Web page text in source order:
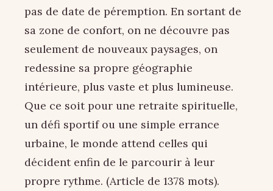
pas de date de péremption. En sortant de
sa zone de confort, on ne découvre pas
seulement de nouveaux paysages, on
redessine sa propre géographie
intérieure, plus vaste et plus lumineuse.
Que ce soit pour une retraite spirituelle,
un défi sportif ou une simple errance
urbaine, le monde attend celles qui
décident enfin de le parcourir à leur
propre rythme. (Article de 1378 mots).